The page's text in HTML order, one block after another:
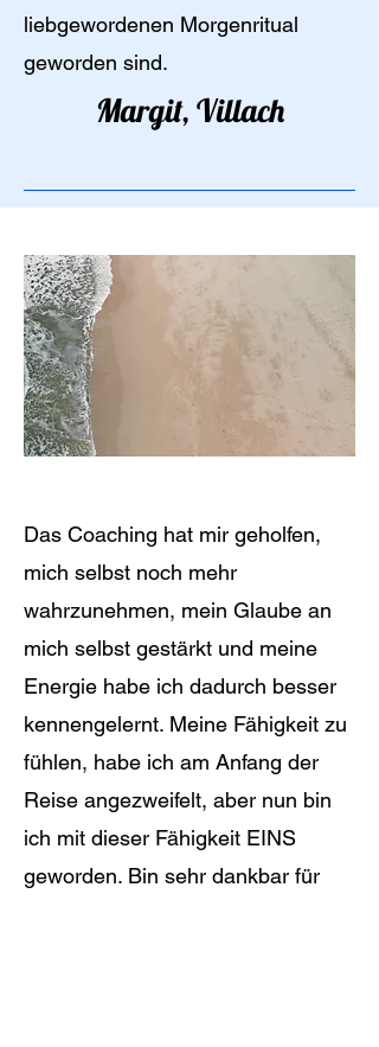
liebgewordenen Morgenritual
geworden sind.
Margit, Villach
Das Coaching hat mir geholfen,
mich selbst noch mehr
wahrzunehmen, mein Glaube an
mich selbst gestärkt und meine
Energie habe ich dadurch besser
kennengelernt. Meine Fähigkeit zu
fühlen, habe ich am Anfang der
Reise angezweifelt, aber nun bin
ich mit dieser Fähigkeit EINS
geworden. Bin sehr dankbar für